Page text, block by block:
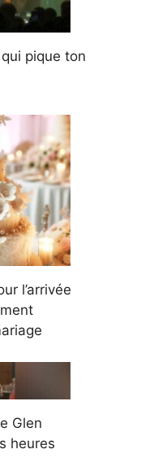
pique ton
l’arrivée
Glen
heures